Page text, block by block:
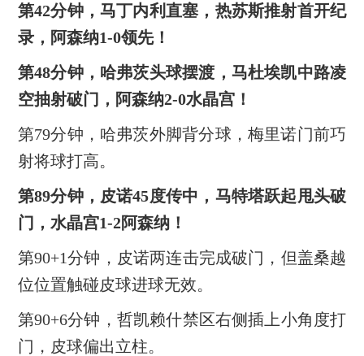
第42分钟，马丁内利直塞，热苏斯推射首开纪
录，阿森纳1-0领先！
第48分钟，哈弗茨头球摆渡，马杜埃凯中路凌
空抽射破门，阿森纳2-0水晶宫！
第79分钟，哈弗茨外脚背分球，梅里诺门前巧
射将球打高。
第89分钟，皮诺45度传中，马特塔跃起甩头破
门，水晶宫1-2阿森纳！
第90+1分钟，皮诺两连击完成破门，但盖桑越
位位置触碰皮球进球无效。
第90+6分钟，哲凯赖什禁区右侧插上小角度打
门，皮球偏出立柱。